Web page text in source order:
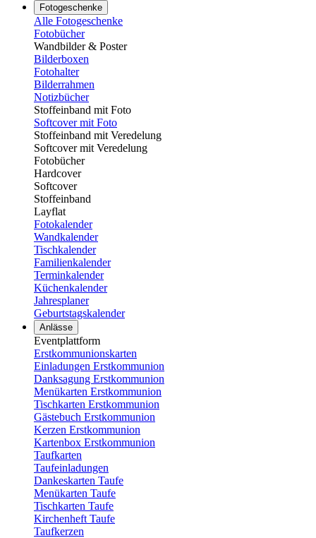
Fotogeschenke
Alle Fotogeschenke
Fotobücher
Wandbilder & Poster
Bilderboxen
Fotohalter
Bilderrahmen
Notizbücher
Stoffeinband mit Foto
Softcover mit Foto
Stoffeinband mit Veredelung
Softcover mit Veredelung
Fotobücher
Hardcover
Softcover
Stoffeinband
Layflat
Fotokalender
Wandkalender
Tischkalender
Familienkalender
Terminkalender
Küchenkalender
Jahresplaner
Geburtstagskalender
Anlässe
Eventplattform
Erstkommunionskarten
Einladungen Erstkommunion
Danksagung Erstkommunion
Menükarten Erstkommunion
Tischkarten Erstkommunion
Gästebuch Erstkommunion
Kerzen Erstkommunion
Kartenbox Erstkommunion
Taufkarten
Taufeinladungen
Dankeskarten Taufe
Menükarten Taufe
Tischkarten Taufe
Kirchenheft Taufe
Taufkerzen